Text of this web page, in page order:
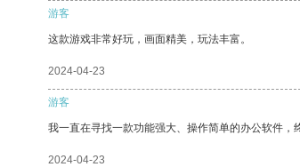
游客
这款游戏非常好玩，画面精美，玩法丰富。
2024-04-23
游客
我一直在寻找一款功能强大、操作简单的办公软件，
2024-04-23